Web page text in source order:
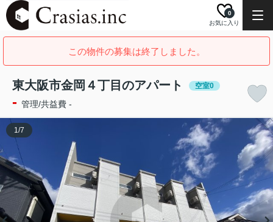
お気に入り
0
この物件の募集は終了しました。
東大阪市金岡４丁目のアパート 空室0
- 管理/共益費 -
1/7